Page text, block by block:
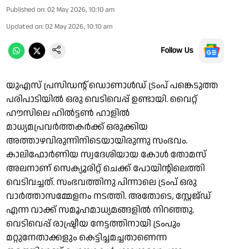
Published on: 02 May 2026, 10:10 am
Updated on: 02 May 2026, 10:10 am
Follow Us
യുഎസ് പ്രസിഡന്റ് ഡൊണാള്‍ഡ് ട്രംപ് പങ്കെടുത്ത
പരിപാടിയില്‍ ഒരു വെടിവെപ്പ് ഉണ്ടായി. വൈറ്റ്
ഹൗസിലെ ഹിൽട്ടണ്‍ ഹാളില്‍
മാധ്യമപ്രവര്‍ത്തകര്‍ക്ക് ഒരുക്കിയ
അത്താഴവിരുന്നിനിടെയായിരുന്നു സംഭവം.
കാലിഫോർണിയ സ്വദേശിയായ കോൾ തോമസ്
അലനാണ് സെക്യൂരിറ്റ് ചെക്ക് പോയിന്റിലെത്തി
വെടിവച്ചത്. സംഭവത്തിനു പിന്നാലെ ട്രംപ് ഒരു
വാര്‍ത്താസമ്മേളനം നടത്തി. അതോടെ, സ്റ്റേജ്‌ഡ്
എന്ന വാക്ക് സമൂഹമാധ്യമങ്ങളില്‍ നിറഞ്ഞു.
വെടിവെപ്പ് രാഷ്ട്രീയ നേട്ടത്തിനായി ട്രംപും
മറ്റുനേതാക്കളും കെട്ടിച്ചമച്ചതാണെന്ന